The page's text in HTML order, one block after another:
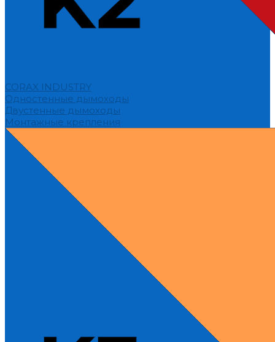
CORAX INDUSTRY
Одностенные дымоходы
Двустенные дымоходы
Монтажные крепления